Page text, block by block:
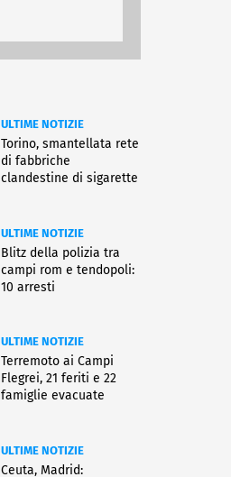
ULTIME NOTIZIE
Torino, smantellata rete
di fabbriche
clandestine di sigarette
ULTIME NOTIZIE
Blitz della polizia tra
campi rom e tendopoli:
10 arresti
ULTIME NOTIZIE
Terremoto ai Campi
Flegrei, 21 feriti e 22
famiglie evacuate
ULTIME NOTIZIE
Ceuta, Madrid: